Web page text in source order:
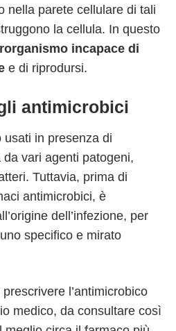
nella parete cellulare di tali
la cellula. In questo
incapace di
e di riprodursi.
antimicrobici
usati in presenza di
da vari agenti patogeni,
Tuttavia, prima di
antimicrobici, è
dell’infezione, per
specifico e mirato
l’antimicrobico
medico, da consultare così